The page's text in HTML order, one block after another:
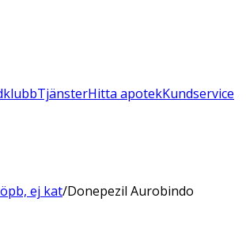
TjänsterHitta apotekKundservice
ej kat/Donepezil Aurobindo